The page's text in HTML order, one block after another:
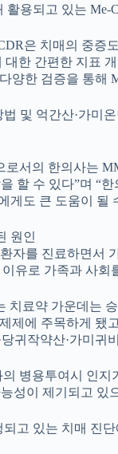
용되고 있는
은 치매의 중
한 간편한 지표
양한 검증을 통
및 억간산·가미
서의 한의사는
할 수 있다”며 “
게도 큰 도움이 될
원인
자를 진료하면서
유로 가족과 사
치료약 가운데는
제에 주목하게
귀작약산·가미
병용투여시 인
성이 제기되고
고 있는 치매 진